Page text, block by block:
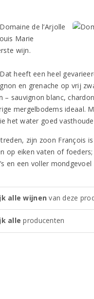
de l’Arjolle
Marie
wijn.
heeft een heel
en grenache op vrij
sauvignon blanc,
mergelbodems ideaal.
het water goed
zijn zoon François
op eiken vaten of
en een voller mondgevoel
alle wijnen van deze
alle producenten